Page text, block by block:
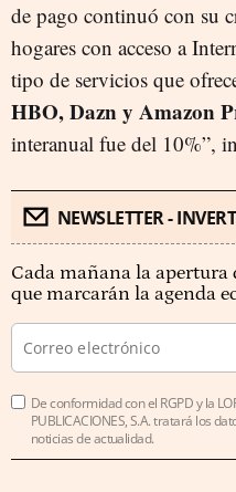
de pago continuó con su
hogares con acceso a
tipo de servicios que
HBO, Dazn y Amazon
interanual fue del 10%”,
NEWSLETTER -
Cada mañana la apertura
que marcarán la agenda
De conformidad con el RGPD y la
PUBLICACIONES, S.A. tratará los
noticias de actualidad.